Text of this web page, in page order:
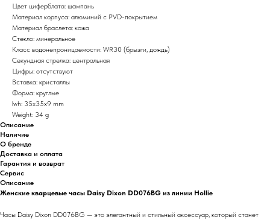
Цвет циферблата: шампань
Материал корпуса: алюминий с PVD-покрытием
Материал браслета: кожа
Стекло: минеральное
Класс водонепроницаемости: WR30 (брызги, дождь)
Секундная стрелка: центральная
Цифры: отсутствуют
Вставка: кристаллы
Форма: круглые
lwh: 35x35x9 mm
Weight: 34 g
Описание
Наличие
О бренде
Доставка и оплата
Гарантия и возврат
Сервис
Описание
Женские кварцевые часы Daisy Dixon DD076BG из линии Hollie
Часы Daisy Dixon DD076BG — это элегантный и стильный аксессуар, который станет